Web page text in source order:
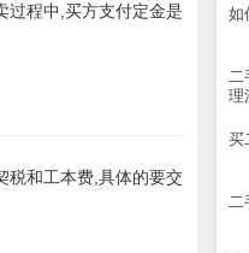
如
理
买
过程中,买方支付定金是
税和工本费,具体的要交